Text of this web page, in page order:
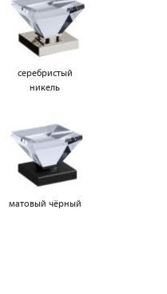
серебристый
никель
матовый чёрный